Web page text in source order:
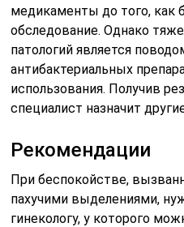
медикаменты до того, как
обследование. Однако
патологий является
антибактериальных
использования. Получив
специалист назначит
Рекомендации
При беспокойстве,
пахучими выделениями,
гинекологу, у которого